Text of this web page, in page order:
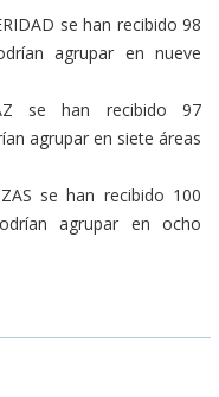
se han recibido 98
agrupar en nueve
se han recibido 97
agrupar en siete áreas
se han recibido 100
agrupar en ocho